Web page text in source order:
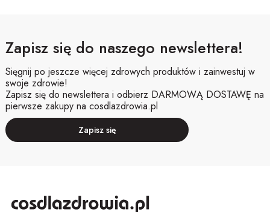
Zapisz się do naszego newslettera!
Sięgnij po jeszcze więcej zdrowych produktów i zainwestuj w
swoje zdrowie!
Zapisz się do newslettera i odbierz DARMOWĄ DOSTAWĘ na
pierwsze zakupy na cosdlazdrowia.pl
Zapisz się